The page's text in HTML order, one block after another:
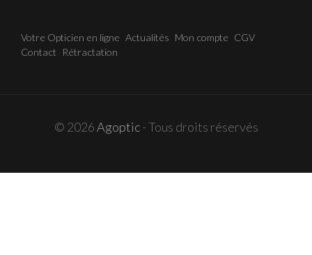
Votre Opticien en ligne Actualités Mon compte CGV
Contact
Rétractation
© 2026Agoptic- Tous droits réservés